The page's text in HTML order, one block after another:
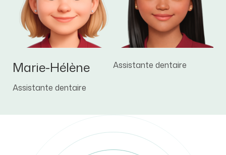
Marie-Hélène
Assistante dentaire
Assistante dentaire